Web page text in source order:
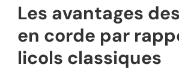
Les avantages
en corde par
licols classiques